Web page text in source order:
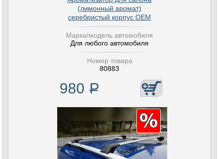
(лимонный аромат)
серебристый корпус OEM
Марка/модель автомобиля
Для любого автомобиля
Номер товара
80883
980 Р